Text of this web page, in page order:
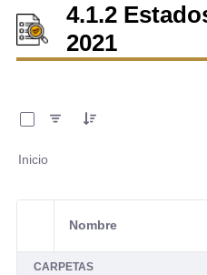
4.1.2
2021
Inicio
Selección del elemento
Nombre
CARPETAS